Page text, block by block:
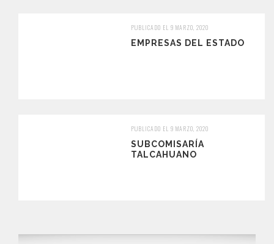
PUBLICADO EL 9 MARZO, 2020
EMPRESAS DEL ESTADO
PUBLICADO EL 9 MARZO, 2020
SUBCOMISARÍA
TALCAHUANO